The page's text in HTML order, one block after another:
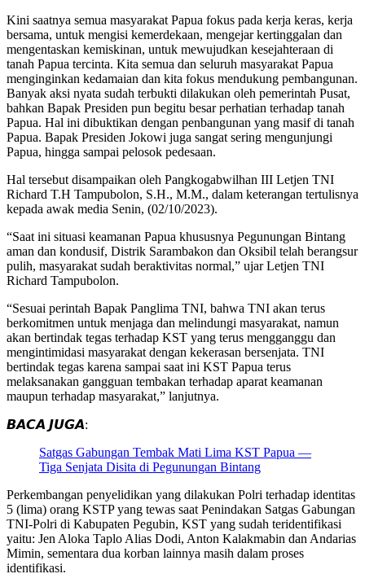
Kini saatnya semua masyarakat Papua fokus pada kerja keras, kerja
bersama, untuk mengisi kemerdekaan, mengejar kertinggalan dan
mengentaskan kemiskinan, untuk mewujudkan kesejahteraan di
tanah Papua tercinta. Kita semua dan seluruh masyarakat Papua
menginginkan kedamaian dan kita fokus mendukung pembangunan.
Banyak aksi nyata sudah terbukti dilakukan oleh pemerintah Pusat,
bahkan Bapak Presiden pun begitu besar perhatian terhadap tanah
Papua. Hal ini dibuktikan dengan penbangunan yang masif di tanah
Papua. Bapak Presiden Jokowi juga sangat sering mengunjungi
Papua, hingga sampai pelosok pedesaan.
Hal tersebut disampaikan oleh Pangkogabwilhan III Letjen TNI
Richard T.H Tampubolon, S.H., M.M., dalam keterangan tertulisnya
kepada awak media Senin, (02/10/2023).
“Saat ini situasi keamanan Papua khususnya Pegunungan Bintang
aman dan kondusif, Distrik Sarambakon dan Oksibil telah berangsur
pulih, masyarakat sudah beraktivitas normal,” ujar Letjen TNI
Richard Tampubolon.
“Sesuai perintah Bapak Panglima TNI, bahwa TNI akan terus
berkomitmen untuk menjaga dan melindungi masyarakat, namun
akan bertindak tegas terhadap KST yang terus mengganggu dan
mengintimidasi masyarakat dengan kekerasan bersenjata. TNI
bertindak tegas karena sampai saat ini KST Papua terus
melaksanakan gangguan tembakan terhadap aparat keamanan
maupun terhadap masyarakat,” lanjutnya.
𝘽𝘼𝘾𝘼 𝙅𝙐𝙂𝘼:
Satgas Gabungan Tembak Mati Lima KST Papua —
Tiga Senjata Disita di Pegunungan Bintang
Perkembangan penyelidikan yang dilakukan Polri terhadap identitas
5 (lima) orang KSTP yang tewas saat Penindakan Satgas Gabungan
TNI-Polri di Kabupaten Pegubin, KST yang sudah teridentifikasi
yaitu: Jen Aloka Taplo Alias Dodi, Anton Kalakmabin dan Andarias
Mimin, sementara dua korban lainnya masih dalam proses
identifikasi.